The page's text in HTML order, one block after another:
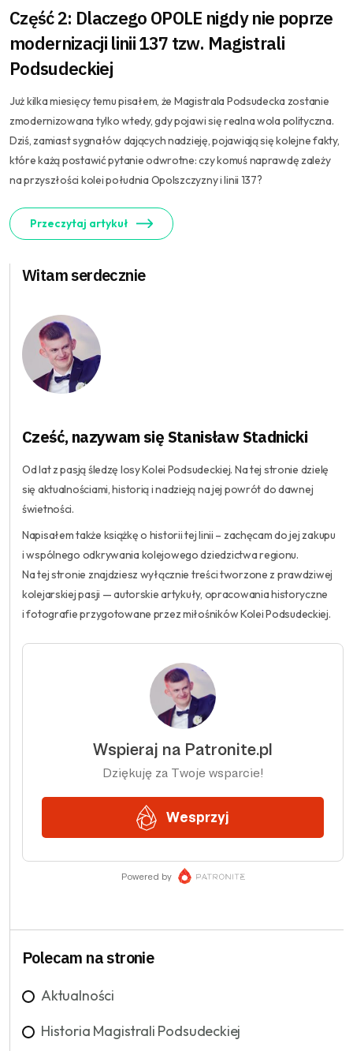
Część 2: Dlaczego OPOLE nigdy nie poprze
modernizacji linii 137 tzw. Magistrali
Podsudeckiej
Już kilka miesięcy temu pisałem, że Magistrala Podsudecka zostanie
zmodernizowana tylko wtedy, gdy pojawi się realna wola polityczna.
Dziś, zamiast sygnałów dających nadzieję, pojawiają się kolejne fakty,
które każą postawić pytanie odwrotne: czy komuś naprawdę zależy
na przyszłości kolei południa Opolszczyzny i linii 137?
Przeczytaj artykuł
Witam serdecznie
Cześć, nazywam się Stanisław Stadnicki
Od lat z pasją śledzę losy Kolei Podsudeckiej. Na tej stronie dzielę
się aktualnościami, historią i nadzieją na jej powrót do dawnej
świetności.
Napisałem także książkę o historii tej linii – zachęcam do jej zakupu
i wspólnego odkrywania kolejowego dziedzictwa regionu.
Na tej stronie znajdziesz wyłącznie treści tworzone z prawdziwej
kolejarskiej pasji — autorskie artykuły, opracowania historyczne
i fotografie przygotowane przez miłośników Kolei Podsudeckiej.
Polecam na stronie
Aktualności
Historia Magistrali Podsudeckiej